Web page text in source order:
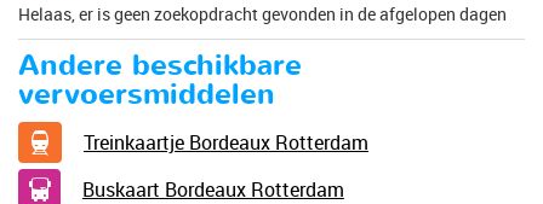
Helaas, er is geen zoekopdracht gevonden in de afgelopen dagen
Andere beschikbare
vervoersmiddelen
Treinkaartje Bordeaux Rotterdam
Buskaart Bordeaux Rotterdam